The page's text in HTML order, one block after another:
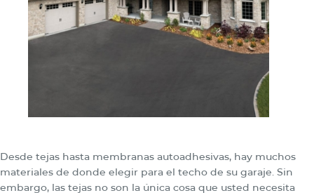
Desde tejas hasta membranas autoadhesivas, hay muchos
materiales de donde elegir para el techo de su garaje. Sin
embargo, las tejas no son la única cosa que usted necesita